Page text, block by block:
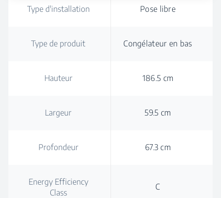
Type d'installation Pose libre
Type de produit Congélateur en bas
Hauteur 186.5 cm
Largeur 59.5 cm
Profondeur 67.3 cm
Energy Efficiency
Class
C